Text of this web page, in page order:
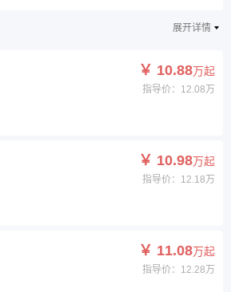
展开详情
￥ 10.88万起
指导价：12.08万
￥ 10.98万起
指导价：12.18万
￥ 11.08万起
指导价：12.28万